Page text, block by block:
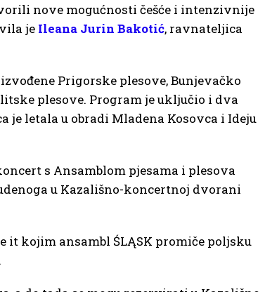
nove mogućnosti češće i intenzivnije
je Ileana Jurin Bakotić, ravnateljica
Prigorske plesove, Bunjevačko
plesove. Program je uključio i dva
je letala u obradi Mladena Kosovca i Ideju
s Ansamblom pjesama i plesova
u Kazališno-koncertnoj dvorani
it kojim ansambl ŚLĄSK promiče poljsku